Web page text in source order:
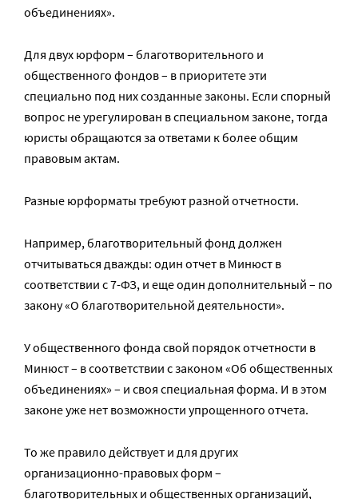
объединениях».
Для двух юрформ – благотворительного и
общественного фондов – в приоритете эти
специально под них созданные законы. Если спорный
вопрос не урегулирован в специальном законе, тогда
юристы обращаются за ответами к более общим
правовым актам.
Разные юрформаты требуют разной отчетности.
Например, благотворительный фонд должен
отчитываться дважды: один отчет в Минюст в
соответствии с 7-ФЗ, и еще один дополнительный – по
закону «О благотворительной деятельности».
У общественного фонда свой порядок отчетности в
Минюст – в соответствии с законом «Об общественных
объединениях» – и своя специальная форма. И в этом
законе уже нет возможности упрощенного отчета.
То же правило действует и для других
организационно-правовых форм –
благотворительных и общественных организаций,